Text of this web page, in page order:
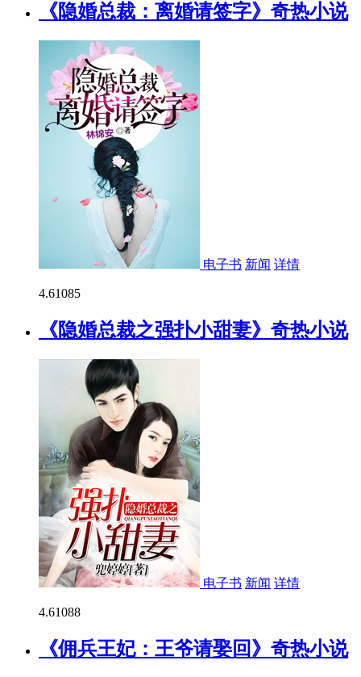
《隐婚总裁：离婚请签字》奇热小说
电子书 新闻 详情
4.61085
《隐婚总裁之强扑小甜妻》奇热小说
电子书 新闻 详情
4.61088
《佣兵王妃：王爷请娶回》奇热小说